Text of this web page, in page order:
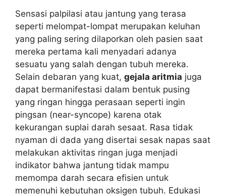
Sensasi palpilasi atau jantung yang terasa
seperti melompat-lompat merupakan keluhan
yang paling sering dilaporkan oleh pasien saat
mereka pertama kali menyadari adanya
sesuatu yang salah dengan tubuh mereka.
Selain debaran yang kuat, gejala aritmia juga
dapat bermanifestasi dalam bentuk pusing
yang ringan hingga perasaan seperti ingin
pingsan (near-syncope) karena otak
kekurangan suplai darah sesaat. Rasa tidak
nyaman di dada yang disertai sesak napas saat
melakukan aktivitas ringan juga menjadi
indikator bahwa jantung tidak mampu
memompa darah secara efisien untuk
memenuhi kebutuhan oksigen tubuh. Edukasi